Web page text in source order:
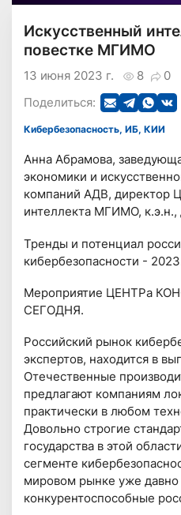
Искусственный
повестке МГИМО
8 0
13 июня 2023 г.
Поделиться:
Кибербезопасность, ИБ, КИИ
Анна Абрамова,
экономики и
компаний АДВ, директор
интеллекта МГИМО, к.э.н.,
Тренды и потенциал
кибербезопасности -
Мероприятие ЦЕНТРа
СЕГОДНЯ.
Российский рынок
экспертов, находится в
Отечественные
предлагают компаниям
практически в любом
Довольно строгие
государства в этой
сегменте
мировом рынке уже давно
конкурентоспособные